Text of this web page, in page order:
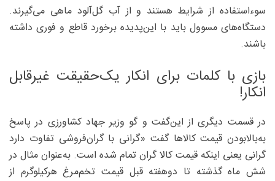
سوءاستفاده از شرایط هستند و از آب گل‌آلود ماهی می‌گیرند.
دستگاه‌های مسوول باید با این‌پدیده برخورد قاطع و فوری داشته
باشند.
بازی با کلمات برای انکار یک‌حقیقت غیرقابل
انکار!
در قسمت دیگری از این‌گفت و گو وزیر جهاد کشاورزی در پاسخ
به‌بالابودن قیمت کالاها گفت «گرانی با گران‌فروشی تفاوت دارد
گرانی یعنی اینکه قیمت کالا گران تمام شده است. به‌عنوان مثال در
شش ماه گذشته تا دوهفته قبل قیمت تخم‌مرغ هرکیلوگرم از